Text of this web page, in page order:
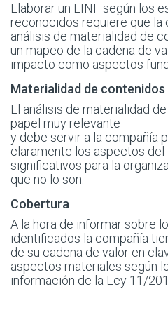
Elaborar un EINF según los
reconocidos requiere que la
análisis de materialidad de
un mapeo de la cadena de
impacto como aspectos
Materialidad de contenidos
El análisis de materialidad
papel muy relevante
y debe servir a la compañía
claramente los aspectos del
significativos para la
que no lo son.
Cobertura
A la hora de informar sobre
identificados la compañía
de su cadena de valor en
aspectos materiales según
información de la Ley 11/